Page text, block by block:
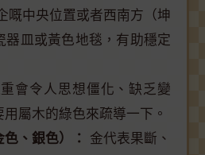
嘅中央位置或者西南方（坤
器皿或黃色地毯，有助穩定
會令人思想僵化、缺乏變
屬木的綠色來疏導一下。
、銀色）：
金代表果斷、